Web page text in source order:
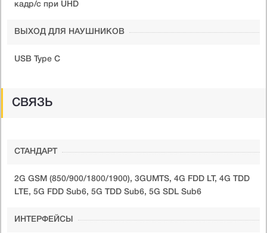
кадр/с при UHD
ВЫХОД ДЛЯ НАУШНИКОВ
USB Type C
СВЯЗЬ
СТАНДАРТ
2G GSM (850/900/1800/1900), 3GUMTS, 4G FDD LT, 4G TDD
LTE, 5G FDD Sub6, 5G TDD Sub6, 5G SDL Sub6
ИНТЕРФЕЙСЫ